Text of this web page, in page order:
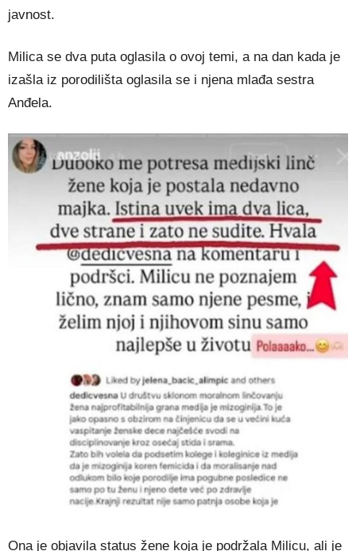
javnost.
Milica se dva puta oglasila o ovoj temi, a na dan kada je
izašla iz porodilišta oglasila se i njena mlađa sestra
Anđela.
Ona je objavila status žene koja je podržala Milicu, ali je